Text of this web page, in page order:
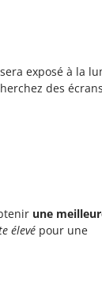
exposé à la
des
une
élevé pour une